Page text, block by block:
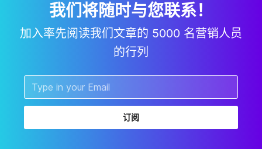
我们将随时与您联系！
加入率先阅读我们文章的 5000 名营销人员
的行列
订阅